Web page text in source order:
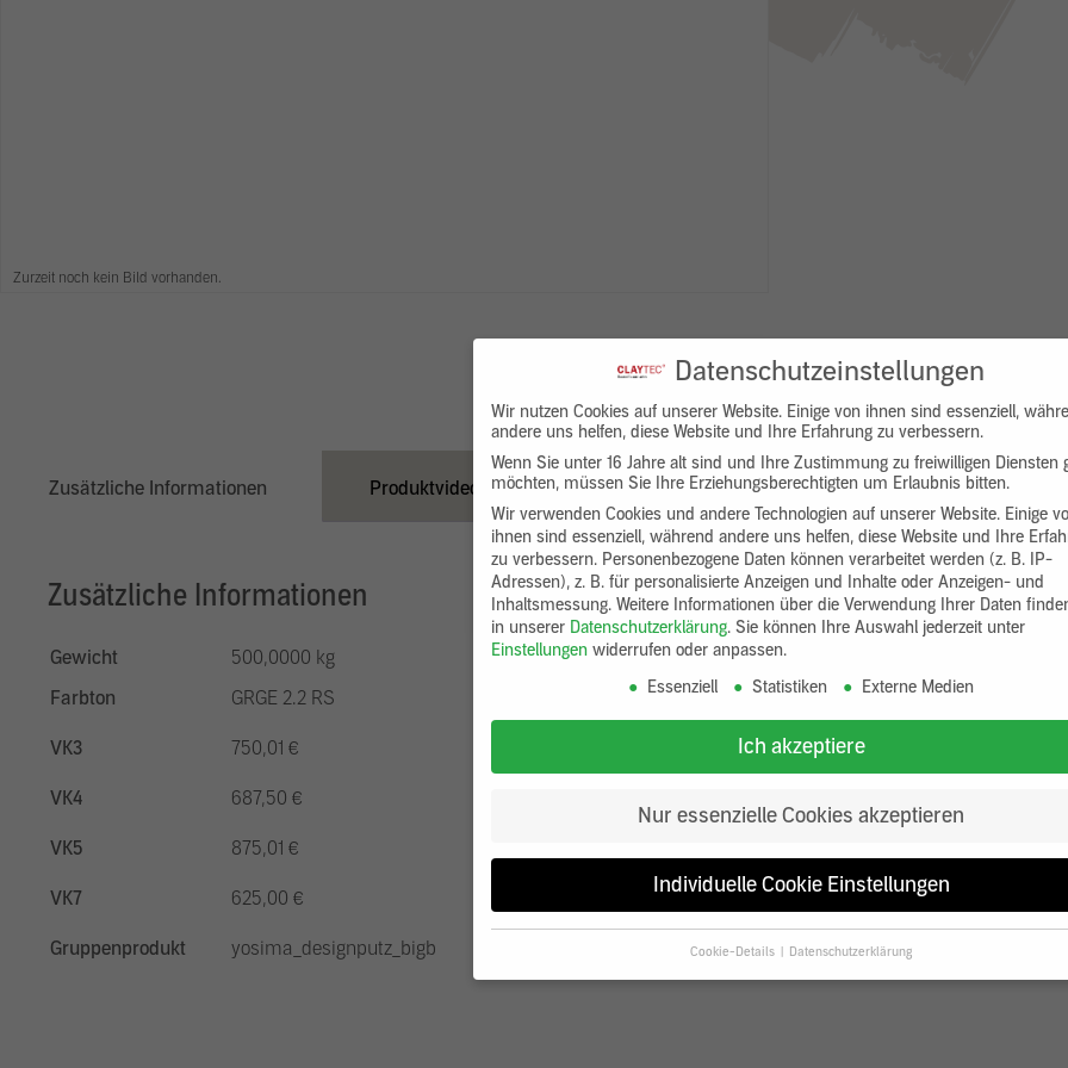
Zurzeit noch kein Bild vorhanden.
Zusätzliche Informationen Produktvideo Downloads Produktbeschreibung
Zusätzliche Informationen
Gewicht
500,0000 kg
Farbton
GRGE 2.2 RS
VK3 750,01 €
VK4 687,50 €
VK5 875,01 €
VK7 625,00 €
Gruppenprodukt yosima_designputz_bigb
Datenschutzeinstellungen
Wir nutzen Cookies auf unserer Website. Einige von ihnen sind essenziell,
andere uns helfen, diese Website und Ihre Erfahrung zu verbessern.
Wenn Sie unter 16 Jahre alt sind und Ihre Zustimmung zu freiwilligen Diensten
möchten, müssen Sie Ihre Erziehungsberechtigten um Erlaubnis bitten.
Wir verwenden Cookies und andere Technologien auf unserer Website. Einige
ihnen sind essenziell, während andere uns helfen, diese Website und Ihre
zu verbessern. Personenbezogene Daten können verarbeitet werden (z. B. IP-
Adressen), z. B. für personalisierte Anzeigen und Inhalte oder Anzeigen- und
Inhaltsmessung. Weitere Informationen über die Verwendung Ihrer Daten
in unserer Datenschutzerklärung. Sie können Ihre Auswahl jederzeit unter
Einstellungen widerrufen oder anpassen.
Essenziell
Statistiken Externe Medien
Ich akzeptiere
Nur essenzielle Cookies akzeptieren
Individuelle Cookie Einstellungen
Cookie-Details Datenschutzerklärung
Datenschutzeinstellungen